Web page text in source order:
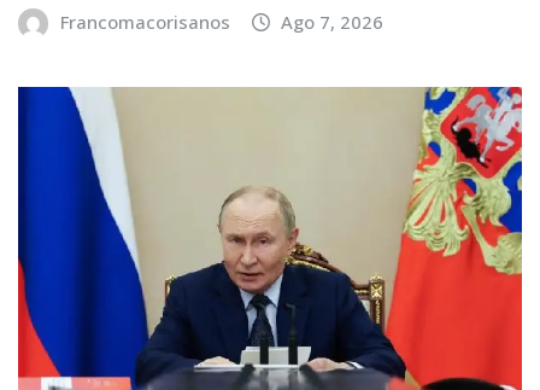
Francomacorisanos Ago 7, 2026